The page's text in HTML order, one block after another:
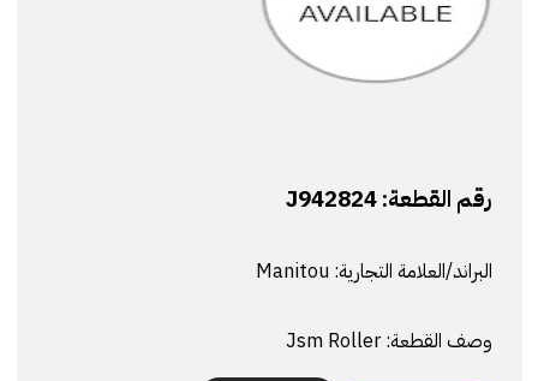
رقم القطعة:J942824
البراند/العلامة التجارية:
وصف القطعة:Jsm Roller